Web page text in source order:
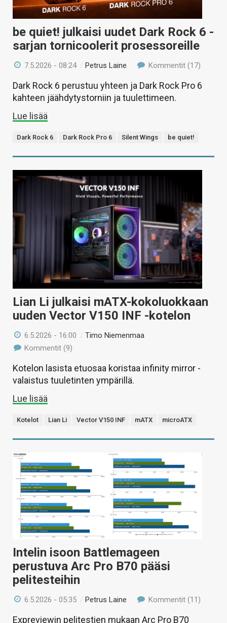
be quiet! julkaisi uudet Dark Rock 6 -
sarjan tornicoolerit prosessoreille
7.5.2026 - 08:24 /Petrus Laine Kommentit (17)
Dark Rock 6 perustuu yhteen ja Dark Rock Pro 6
kahteen jäähdytystorniin ja tuulettimeen.
Lue lisää
Dark Rock 6 Dark Rock Pro 6 Silent Wings be quiet!
Lian Li julkaisi mATX-kokoluokkaan
uuden Vector V150 INF -kotelon
6.5.2026 - 16:00 /Timo Niemenmaa
Kommentit (9)
Kotelon lasista etuosaa koristaa infinity mirror -
valaistus tuuletinten ympärillä.
Lue lisää
Kotelot Lian Li Vector V150 INF mATX microATX
Intelin isoon Battlemageen
perustuva Arc Pro B70 pääsi
pelitesteihin
6.5.2026 - 05:35 /Petrus Laine Kommentit (11)
Expreviewin pelitestien mukaan Arc Pro B70